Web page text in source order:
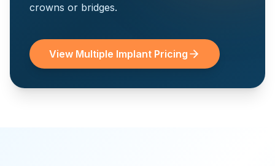
crowns or bridges.
View Multiple Implant Pricing